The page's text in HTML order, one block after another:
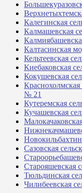
Калегинская
Калмашевская
Калтасинская
Кельтеевская
Киебаковская
Кокушевская
Краснохолмская
№ 21
Кутеремская
Кучашевская
Сазовская
Старояшевская
Тюльдинская
Чилибеевская